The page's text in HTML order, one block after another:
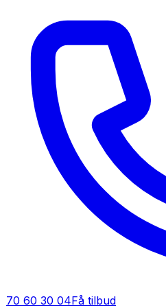
70 60 30 04Få tilbud